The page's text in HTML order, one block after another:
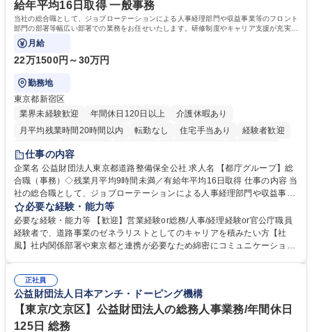
給年平均16日取得 一般事務
当社の総合職として、ジョブローテーションによる人事経理部門や収益事業等のフロント
部門の部署等幅広い部署での業務をお任せいたします。研修制度やキャリア支援が充実し
ております！ ※下記業務詳細
月給
22万1500円～30万円
勤務地
東京都新宿区
業界未経験歓迎
年間休日120日以上
介護休暇あり
月平均残業時間20時間以内
転勤なし 住宅手当あり
経験者歓迎
研修あり
退職金あり
駅近5分以内
資格取得手当あり 食事補助あり
仕事の内容
企業名 公益財団法人東京都道路整備保全公社 求人名 【都庁グループ】総
合職（事務）◇残業月平均9時間未満／有給年平均16日取得 仕事の内容 当
社の総合職として、ジョブローテーションによる人事経理部門や収益事業
等のフロント部門の部署等幅広い部署での業務をお任せいたします。研修
制度やキャリア支援が充実しております！ ※下記業務詳細 【業務詳細】■
管理部門：広報、人事、経理など当公社の運営に係る管理業務 ■収益部
門：駐車場の新規開拓、管理運営、新宿駅西口広場の「イベントコーナ
道路施設や道路工事現場の見学ツアー事業 ※入社後は上記いずれかの部門
へ配属。※業務内容変更の範囲：会社の定める業務 募集職種 【都庁グル
ープ】総合職（事務）◇残業月平均9時間未満／有給年平均16日取得
必要な経験・能力等
必要な経験・能力等 【歓迎】営業経験or総務/人事/経理経験or官公庁職員
経験者で、道路事業のゼネラリストとしてのキャリアを積みたい方【社
風】社内関係部署や東京都と連携が必要なため綿密にコミュニケーション
部門など多岐に渡る業務を経験できます。 ■様々なプロジェクト：駐車場
事業の他、新宿駅西口広場内に設置された照明を兼ねた広告「ブライトサ
イン」の管理運営を行うなど、事業収益を生み出す活動を積極的に行って
います。 学歴・資格 学歴：大学院 大学 高専 短大 専修学校 高校 語学力：
正社員
公益財団法人日本アンチ・ドーピング機構
【東京/文京区】公益財団法人の総務人事業務/年間休日
125日 総務